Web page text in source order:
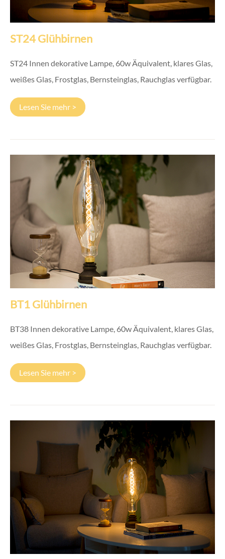
ST24 Glühbirnen
ST24 Innen dekorative Lampe, 60w Äquivalent, klares Glas,
weißes Glas, Frostglas, Bernsteinglas, Rauchglas verfügbar.
Lesen Sie mehr >
BT1 Glühbirnen
BT38 Innen dekorative Lampe, 60w Äquivalent, klares Glas,
weißes Glas, Frostglas, Bernsteinglas, Rauchglas verfügbar.
Lesen Sie mehr >